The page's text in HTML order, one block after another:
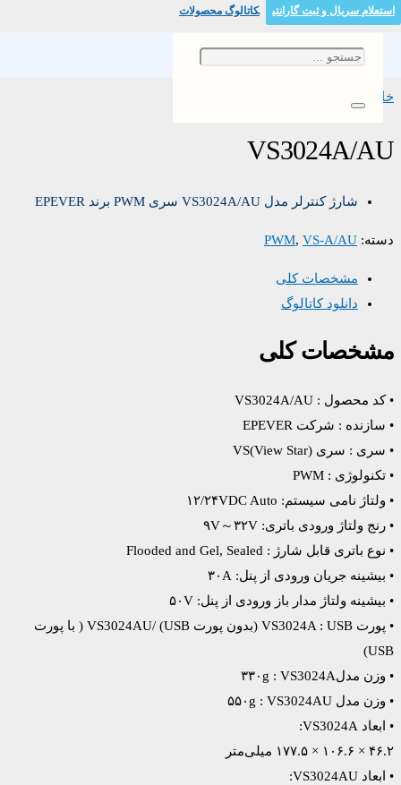
استعلام سریال و ثبت گارانتی کاتالوگ محصولات
خانه
VS3024A/AU
شارژ کنترلر مدل VS3024A/AU سری PWM برند EPEVER
دسته: PWM, VS-A/AU
مشخصات کلی
دانلود کاتالوگ
مشخصات کلی
• کد محصول : VS3024A/AU
• سازنده : شرکت EPEVER
• سری : سری VS(View Star)
• تکنولوژی : PWM
• ولتاژ نامی سیستم: ۱۲/۲۴VDC Auto
• رنج ولتاژ ورودی باتری: ۹V～۳۲V
• نوع باتری قابل شارژ : Flooded and Gel, Sealed
• بیشینه جریان ورودی از پنل: ۳۰A
• بیشینه ولتاژ مدار باز ورودی از پنل: ۵۰V
• پورت VS3024A : USB (بدون پورت USB) /VS3024AU ( با پورت
USB)
• وزن مدل۳۳۰g : VS3024A
• وزن مدل ۵۵۰g : VS3024AU
• ابعاد VS3024A:
۴۶.۲ × ۱۰۶.۶ × ۱۷۷.۵ میلی‌متر
• ابعاد VS3024AU: